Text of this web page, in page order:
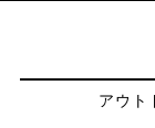
アウト